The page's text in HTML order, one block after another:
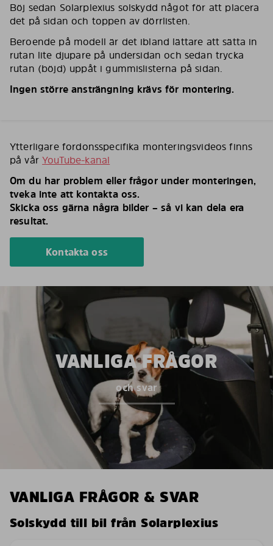
Böj sedan Solarplexius solskydd något för att placera
det på sidan och toppen av dörrlisten.
Beroende på modell är det ibland lättare att sätta in
rutan lite djupare på undersidan och sedan trycka
rutan (böjd) uppåt i gummislisterna på sidan.
Ingen större ansträngning krävs för montering.
Ytterligare fordonsspecifika monteringsvideos finns
på vårYouTube-kanal
Om du har problem eller frågor under monteringen,
tveka inte att kontakta oss.
Skicka oss gärna några bilder – så vi kan dela era
resultat.
Kontakta oss
VANLIGA FRÅGOR
och svar
VANLIGA FRÅGOR & SVAR
Solskydd till bil från Solarplexius